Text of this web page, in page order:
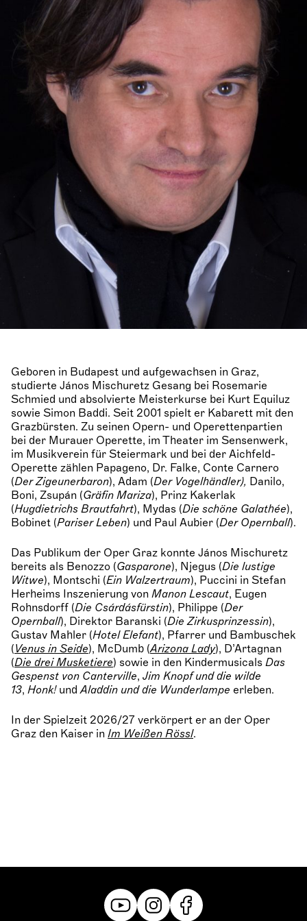
Geboren in Budapest und aufgewachsen in Graz,
studierte János Mischuretz Gesang bei Rosemarie
Schmied und absolvierte Meisterkurse bei Kurt Equiluz
sowie Simon Baddi. Seit 2001 spielt er Kabarett mit den
Grazbürsten. Zu seinen Opern- und Operettenpartien
bei der Murauer Operette, im Theater im Sensenwerk,
im Musikverein für Steiermark und bei der Aichfeld-
Operette zählen Papageno, Dr. Falke, Conte Carnero
(Der Zigeunerbaron), Adam (Der Vogelhändler), Danilo,
Boni, Zsupán (Gräfin Mariza), Prinz Kakerlak
(Hugdietrichs Brautfahrt), Mydas (Die schöne Galathée),
Bobinet (Pariser Leben) und Paul Aubier (Der Opernball).
Das Publikum der Oper Graz konnte János Mischuretz
bereits als Benozzo (Gasparone), Njegus (Die lustige
Witwe), Montschi (Ein Walzertraum), Puccini in Stefan
Herheims Inszenierung von Manon Lescaut, Eugen
Rohnsdorff (Die Csárdásfürstin), Philippe (Der
Opernball), Direktor Baranski (Die Zirkusprinzessin),
Gustav Mahler (Hotel Elefant), Pfarrer und Bambuschek
(Venus in Seide), McDumb (Arizona Lady), D’Artagnan
(Die drei Musketiere) sowie in den Kindermusicals Das
Gespenst von Canterville, Jim Knopf und die wilde
13, Honk! und Aladdin und die Wunderlampe erleben.
In der Spielzeit 2026/27 verkörpert er an der Oper
Graz den Kaiser in Im Weißen Rössl.